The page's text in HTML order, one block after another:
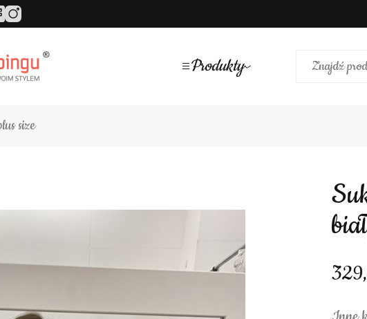
Produkty
size
Sukienka koronkowe róże falbany